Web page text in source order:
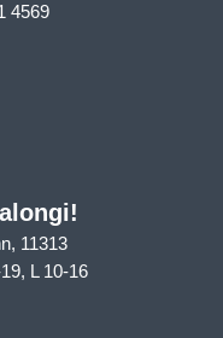
4569
11313
L 10-16